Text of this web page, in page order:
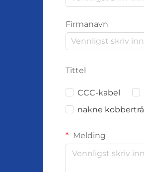
Firmanavn
Tittel
CCC-kabel
nakne
Melding